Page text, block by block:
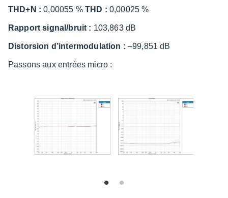
THD+N : 0,00055 % THD : 0,00025 %
Rapport signal/bruit : 103,863 dB
Distor­sion d’in­ter­mo­du­la­tion : –99,851 dB
Passons aux entrées micro :